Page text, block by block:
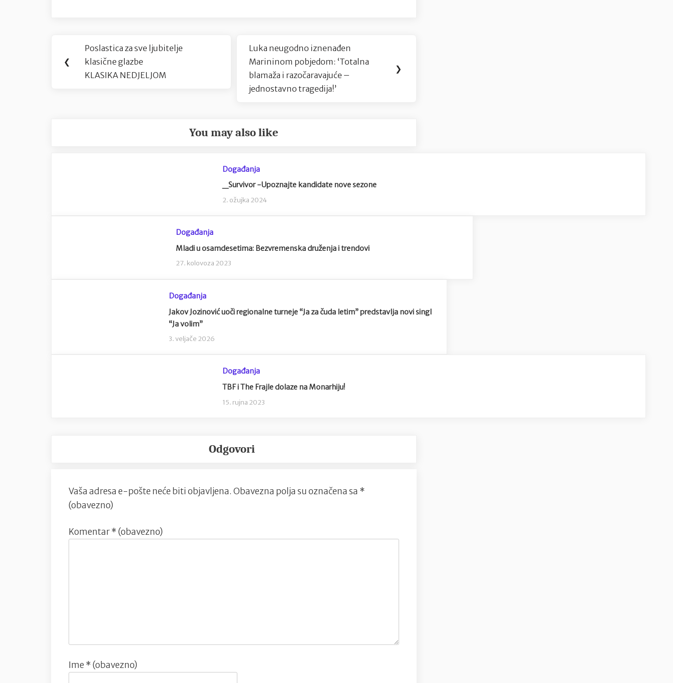
Navigacija
objava
❮
Previous
Post:
Poslastica za sve ljubitelje
klasične glazbe
KLASIKA NEDJELJOM
Next
Post:
Luka neugodno iznenađen
Marininom pobjedom: ‘Totalna
blamaža i razočaravajuće –
jednostavno tragedija!’
❯
You may also like
Događanja
_Survivor -Upoznajte kandidate nove sezone
2. ožujka 2024
Događanja
Mladi u osamdesetima: Bezvremenska druženja i trendovi
27. kolovoza 2023
Događanja
Jakov Jozinović uoči regionalne turneje “Ja za čuda letim” predstavlja novi singl
“Ja volim”
3. veljače 2026
Događanja
TBF i The Frajle dolaze na Monarhiju!
15. rujna 2023
Odgovori
Vaša adresa e-pošte neće biti objavljena. Obavezna polja su označena sa *
(obavezno)
Komentar* (obavezno)
Ime * (obavezno)